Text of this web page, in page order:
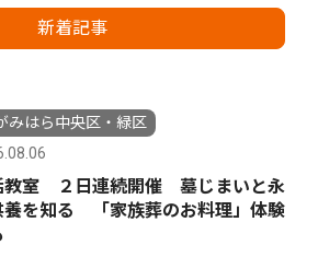
新着記事
みはら中央区・緑区
教室 ２日連続開催 墓じまいと永
養を知る 「家族葬のお料理」体験